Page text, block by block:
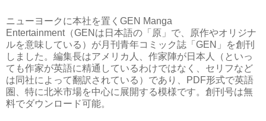
ニューヨークに本社を置くGEN Manga
Entertainment（GENは日本語の「原」で、原作やオリジナ
ルを意味している）が月刊青年コミック誌「GEN」を創刊
しました。編集長はアメリカ人、作家陣が日本人（といっ
ても作家が英語に精通しているわけではなく、セリフなど
は同社によって翻訳されている）であり、PDF形式で英語
圏、特に北米市場を中心に展開する模様です。創刊号は無
料でダウンロード可能。